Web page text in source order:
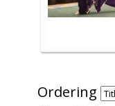
Ordering